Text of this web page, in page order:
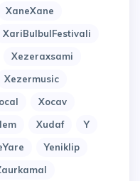
XaneXane
XariBulbulFestivali
Xezeraxsami
Xezermusic
Xocav
Xudaf
Y
Yeniklip